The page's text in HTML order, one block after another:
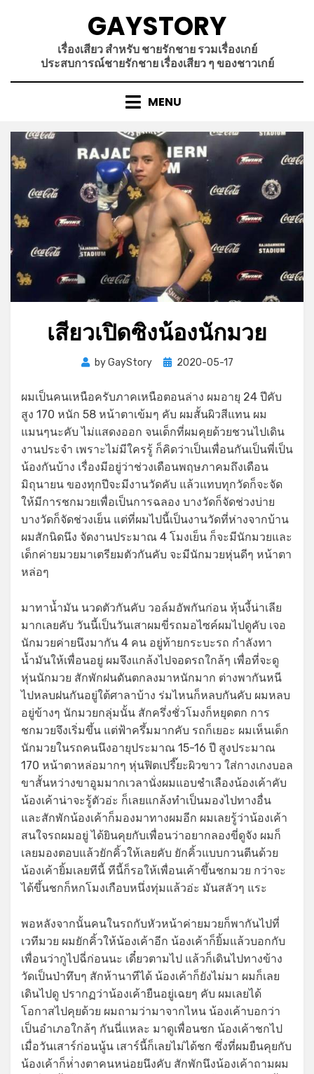
GAYSTORY
เรื่องเสียว สำหรับ ชายรักชาย รวมเรื่องเกย์
ประสบการณ์ชายรักชาย เรื่องเสียว ๆ ของชาวเกย์
MENU
เสียวเปิดซิงน้องนักมวย
byGayStory
Posted
2020-05-17
ผมเป็นคนเหนือครับภาคเหนือตอนล่าง ผมอายุ 24 ปีคับ
สูง 170 หนัก 58 หน้าตาเข้มๆ คับ ผมสั้นผิวสีแทน ผม
แมนๆนะคับ ไม่แสดงออก จนเด็กที่ผมคุยด้วยชวนไปเดิน
งานประจำ เพราะไม่มีใครรู้ ก็คิดว่าเป็นเพื่อนกันเป็นพี่เป็น
น้องกันบ้าง เรื่องมีอยู่ว่าช่วงเดือนพฤษภาคมถึงเดือน
มิถุนายน ของทุกปีจะมีงานวัดคับ แล้วแทบทุกวัดก็จะจัด
ให้มีการชกมวยเพื่อเป็นการฉลอง บางวัดก็จัดช่วงบ่าย
บางวัดก็จัดช่วงเย็น แต่ที่ผมไปนี้เป็นงานวัดที่ห่างจากบ้าน
ผมสักนิดนึง จัดงานประมาณ 4 โมงเย็น ก็จะมีนักมวยและ
เด็กค่ายมวยมาเตรียมตัวกันคับ จะมีนักมวยหุ่นดีๆ หน้าตา
หล่อๆ
มาทาน้ำมัน นวดตัวกันคับ วอล์มอัพกันก่อน หุ้นงี้น่าเลีย
มากเลยคับ วันนี้เป็นวันเสาผมขี่รถมอไซค์ผมไปดูคับ เจอ
นักมวยค่ายนึงมากัน 4 คน อยู่ท้ายกระบะรถ กำลังทา
น้ำมันให้เพื่อนอยู่ ผมจึงแกล้งไปจอดรถใกล้ๆ เพื่อที่จะดู
หุ่นนักมวย สักพักฝนดันตกลงมาหนักมาก ต่างพากันหนี
ไปหลบฝนกันอยู่ใต้ศาลาบ้าง ร่มไหนก็หลบกันคับ ผมหลบ
อยู่ข้างๆ นักมวยกลุ่มนั้น สักครึ่งชั่วโมงก็หยุดตก การ
ชกมวยจึงเริ่มขึ้น แต่ฟ้าครึ้มมากคับ รถก็เยอะ ผมเห็นเด็ก
นักมวยในรถคนนึงอายุประมาณ 15-16 ปี สูงประมาณ
170 หน้าตาหล่อมากๆ หุ่นฟิตเปรี๊ยะผิวขาว ใส่กางเกงบอล
ขาสั้นหว่างขาอูมมากเวลานั่งผมแอบชำเลืองน้องเค้าคับ
น้องเค้าน่าจะรู้ตัวอ่ะ ก็เลยแกล้งทำเป็นมองไปทางอื่น
และสักพักน้องเค้าก็มองมาทางผมอีก ผมเลยรู้ว่าน้องเค้า
สนใจรถผมอยู่ ได้ยินคุยกับเพื่อนว่าอยากลองขี่ดูจัง ผมก็
เลยมองตอบแล้วยักคิ้วให้เลยคับ ยักคิ้วแบบกวนตีนด้วย
น้องเค้ายิ้มเลยทีนี้ ทีนี้ก็รอให้เพื่อนเค้าขึ้นชกมวย กว่าจะ
ได้ขึ้นชกก็หกโมงเกือบหนึ่งทุ่มแล้วอ่ะ มันสลัวๆ แระ
พอหลังจากนั้นคนในรถกับหัวหน้าค่ายมวยก็พากันไปที่
เวทีมวย ผมยักคิ้วให้น้องเค้าอีก น้องเค้าก็ยิ้มแล้วบอกกับ
เพื่อนว่ากูไปฉี่ก่อนนะ เดี๋ยวตามไป แล้วก็เดินไปทางข้าง
วัดเป็นป่าทึบๆ สักห้านาทีได้ น้องเค้าก็ยังไม่มา ผมก็เลย
เดินไปดู ปรากฏว่าน้องเค้ายืนอยู่เฉยๆ คับ ผมเลยได้
โอกาสไปคุยด้วย ผมถามว่ามาจากไหน น้องเค้าบอกว่า
เป็นอำเภอใกล้ๆ กันนี่แหละ มาดูเพื่อนชก น้องเค้าชกไป
เมื่อวันเสาร์ก่อนนู้น เสาร์นี้ก็เลยไม่ได้ชก ซึ่งที่ผมยืนคุยกับ
น้องเค้าก็ห่่างตาคนหน่อยนึงคับ สักพักนึงน้องเค้าถามผม